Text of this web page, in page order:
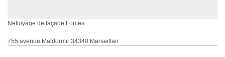
Nettoyage de façade Fontes
755 avenue Maldormir 34340 Marseillan